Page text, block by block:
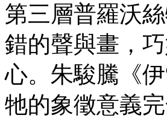
第三層普羅沃
錯的聲與畫，
心。朱駿騰《
牠的象徵意義